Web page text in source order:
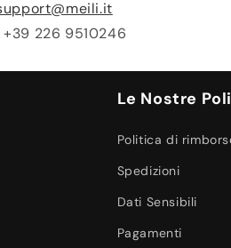
+39 226 9510246
Le Nostre
Politica di
Spedizioni
Dati Sensibili
Pagamenti